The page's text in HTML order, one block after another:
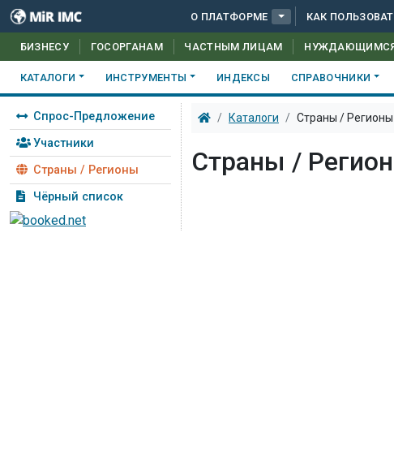
О ПЛАТФОРМЕ КАК
БИЗНЕСУ ГОСОРГАНАМ ЧАСТНЫМ ЛИЦАМ
КАТАЛОГИ ИНСТРУМЕНТЫ ИНДЕКСЫ СПРАВОЧНИКИ
Спрос-Предложение
Участники
Страны / Регионы
Чёрный список
Каталоги Страны / Регионы
Страны /